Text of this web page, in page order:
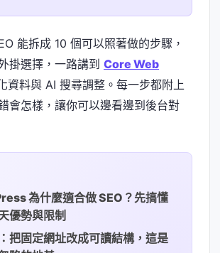
能拆成 10 個可以照著做的步驟，
掛選擇，一路講到 Core Web
資料與 AI 搜尋調整。每一步都附上
會怎樣，讓你可以邊看邊到後台對
為什麼適合做 SEO？先搞懂
優勢與限制
把固定網址改成可讀結構，這是